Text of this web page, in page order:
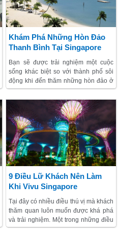
Khám Phá Những Hòn Đảo
Thanh Bình Tại Singapore
Bạn sẽ được trải nghiệm một cuộc
sống khác biệt so với thành phố sôi
động khi đến thăm những hòn đảo ở
Singapore. Bên cạnh những công
trình kỳ vỹ do con người xây dựng,
bạn vẫn có thể trải nghiệm cuộc sống
đồng quê mộc mạc, thanh bình với
những căn nhà gỗ già nua, cũ kỹ ở
đảo quốc sư tử.
9 Điều Lữ Khách Nên Làm
Khi Vivu Singapore
Tại đây có nhiều điều thú vị mà khách
thăm quan luôn muốn được khá phá
và trải nghiệm. Một trong những điều